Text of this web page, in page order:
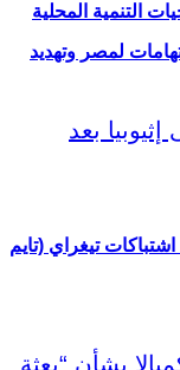
لمصر وتهديد
التنمية المحلية
تيغراي (تايم